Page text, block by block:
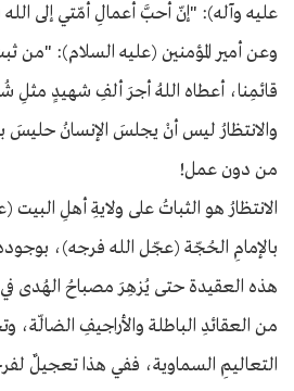
عليه وآله): "إنّ أحبَّ أعمالِ أمّتي إلى
وعن أمير المؤمنين (عليه السلام): "من
قائمِنا، أعطاه اللهُ أجرَ ألفِ شهيدٍ مثلِ
والانتظارُ ليس أنْ يجلسَ الإنسانُ حليسَ
من دون عمل!
الانتظارُ هو الثباتُ على ولايةِ أهلِ البيت
بالإمامِ الحُجّة (عجّل الله فرجه)،
هذه العقيدة حتى يُزهِرَ مصباحُ الهُدى
من العقائدِ الباطلة والأراجيفِ
التعاليمِ السماوية، ففي هذا تعجيلٌ